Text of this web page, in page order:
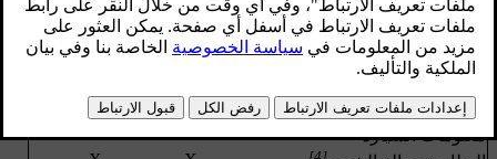
مانع حركة السيارة عن بُعد[2]
X
بدء تشغيل المحرك عن بُعد (ERS)
[2] و [3]
X
تحديد موقع السيارة
سجل القيادة
X
معلومات السيارة
X